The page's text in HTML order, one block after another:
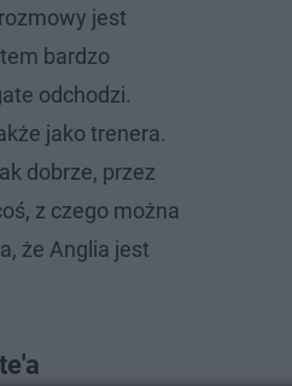
jest
bardzo
odchodzi.
jako trenera.
dobrze, przez
z czego można
że Anglia jest